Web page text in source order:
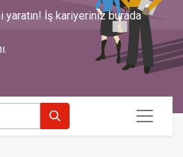
yaratın! İş kariyeriniz burada